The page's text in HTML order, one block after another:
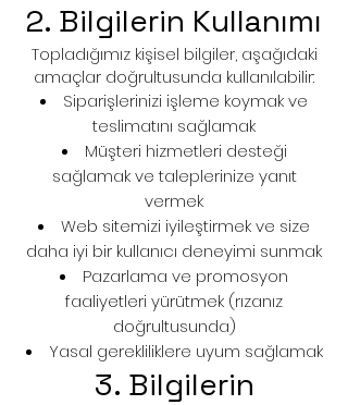
2. Bilgilerin Kullanımı
Topladığımız kişisel bilgiler, aşağıdaki
amaçlar doğrultusunda kullanılabilir:
Siparişlerinizi işleme koymak ve
teslimatını sağlamak
Müşteri hizmetleri desteği
sağlamak ve taleplerinize yanıt
vermek
Web sitemizi iyileştirmek ve size
daha iyi bir kullanıcı deneyimi sunmak
Pazarlama ve promosyon
faaliyetleri yürütmek (rızanız
doğrultusunda)
Yasal gerekliliklere uyum sağlamak
3. Bilgilerin